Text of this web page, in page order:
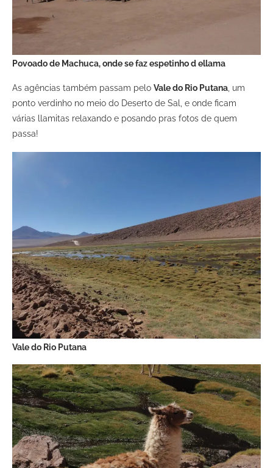
Povoado de Machuca, onde se faz espetinho d ellama
As agências também passam pelo Vale do Rio Putana , um
ponto verdinho no meio do Deserto de Sal, e onde ficam
várias llamitas relaxando e posando pras fotos de quem
passa!
Vale do Rio Putana